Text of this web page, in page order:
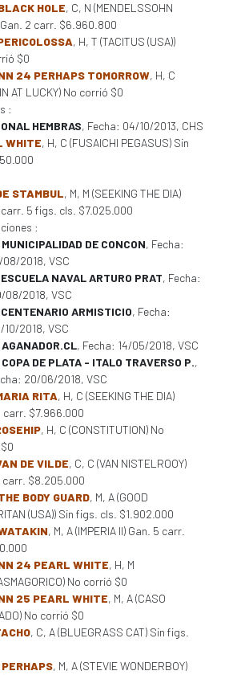
HOLE, C, N (MENDELSSOHN
Gan. 2 carr. $6.960.800
, H, T (TACITUS (USA))
$0
24 PERHAPS TOMORROW, H, C
AT LUCKY) No corrió $0
:
HEMBRAS, Fecha: 04/10/2013, CHS
WHITE, H, C (FUSAICHI PEGASUS) Sin
STAMBUL, M, M (SEEKING THE DIA)
carr. 5 figs. cls. $7.025.000
:
MUNICIPALIDAD DE CONCON, Fecha:
08/2018, VSC
ESCUELA NAVAL ARTURO PRAT, Fecha:
08/2018, VSC
CENTENARIO ARMISTICIO, Fecha:
10/2018, VSC
AGANADOR.CL, Fecha: 14/05/2018, VSC
COPA DE PLATA - ITALO TRAVERSO P.,
20/06/2018, VSC
RITA, H, C (SEEKING THE DIA)
carr. $7.966.000
, H, C (CONSTITUTION) No
DE VILDE, C, C (VAN NISTELROOY)
carr. $8.205.000
BODY GUARD, M, A (GOOD
(USA)) Sin figs. cls. $1.902.000
, M, A (IMPERIA II) Gan. 5 carr.
24 PEARL WHITE, H, M
No corrió $0
25 PEARL WHITE, M, A (CASO
No corrió $0
, C, A (BLUEGRASS CAT) Sin figs.
, M, A (STEVIE WONDERBOY)